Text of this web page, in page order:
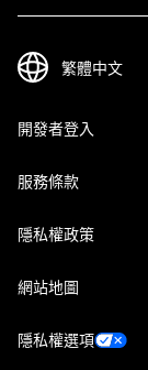
開發者登入
服務條款
隱私權政策
網站地圖
隱私權選項